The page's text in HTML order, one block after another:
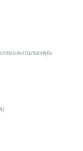
กรมและเกมของคุณ